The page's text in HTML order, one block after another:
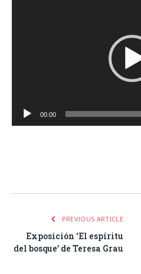
00:00
PREVIOUS ARTICLE
Exposición ‘El espíritu
del bosque’ de Teresa Grau